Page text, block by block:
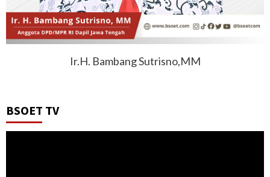
Ir.H. Bambang Sutrisno,MM
BSOET TV